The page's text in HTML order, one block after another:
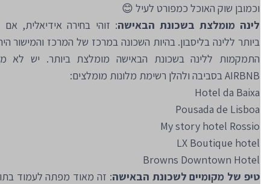
וכמובן שוק האוכל כמפורט לעיל 😊
לינה מומלצת בשכונת הבאישה: זוהי בחירה אידיאלית,
ביותר ללינה בליסבון. בהיות השכונה במרכז של המרכז והמישור
התמקמות ללינה בשכונת הבאישה מומלצת ביותר. יש לא
AIRBNB בסביבה ולהלן רשימת מלונות מומלצים:
Hotel da Baixa
Pousada de Lisboa
My story hotel Rossio
LX Boutique hotel
Browns Downtown Hotel
טיפ של מקומיים לשכונת הבאישה: זה מאוד מפתה לעמוד